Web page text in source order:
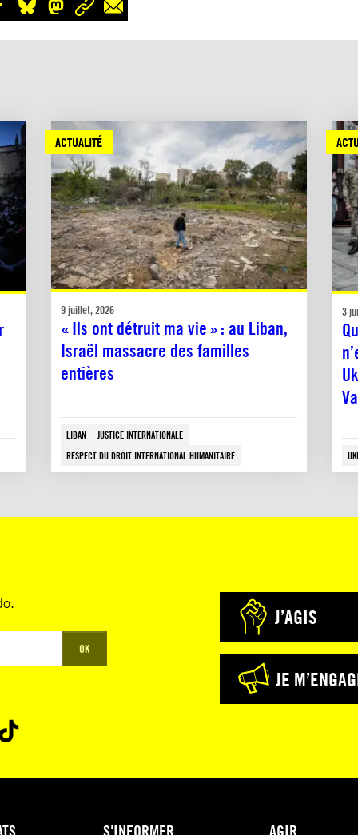
ACTUALITÉ
9 juillet, 2026
« Ils ont détruit ma vie » : au Liban,
Israël massacre des familles
entières
LIBAN
JUSTICE INTERNATIONALE
RESPECT DU DROIT INTERNATIONAL HUMANITAIRE
3
OK
J’AGIS
JE
S'INFORMER AGIR